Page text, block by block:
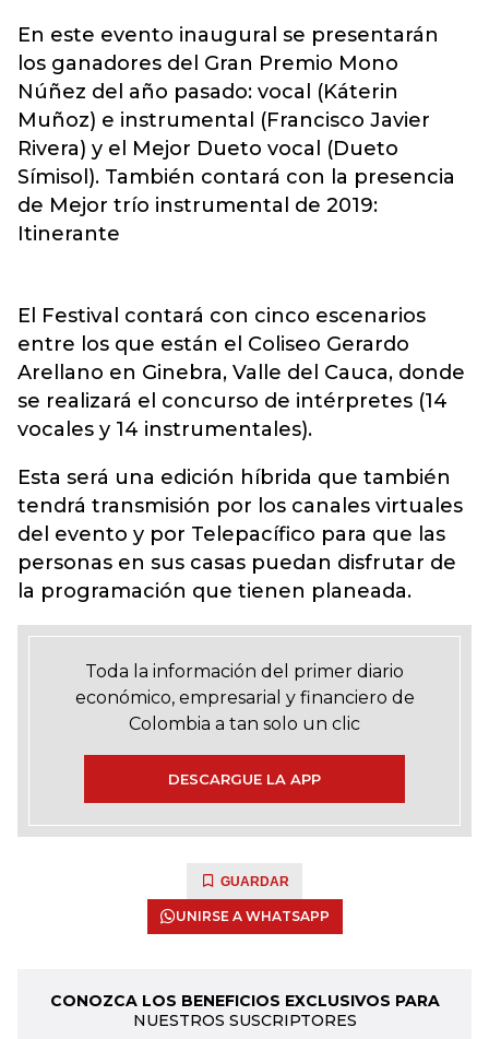
En este evento inaugural se presentarán
los ganadores del Gran Premio Mono
Núñez del año pasado: vocal (Káterin
Muñoz) e instrumental (Francisco Javier
Rivera) y el Mejor Dueto vocal (Dueto
Símisol). También contará con la presencia
de Mejor trío instrumental de 2019:
Itinerante
El Festival contará con cinco escenarios
entre los que están el Coliseo Gerardo
Arellano en Ginebra, Valle del Cauca, donde
se realizará el concurso de intérpretes (14
vocales y 14 instrumentales).
Esta será una edición híbrida que también
tendrá transmisión por los canales virtuales
del evento y por Telepacífico para que las
personas en sus casas puedan disfrutar de
la programación que tienen planeada.
Toda la información del primer diario
económico, empresarial y financiero de
Colombia a tan solo un clic
DESCARGUE LA APP
GUARDAR
UNIRSE A WHATSAPP
CONOZCA LOS BENEFICIOS EXCLUSIVOS PARA
NUESTROS SUSCRIPTORES